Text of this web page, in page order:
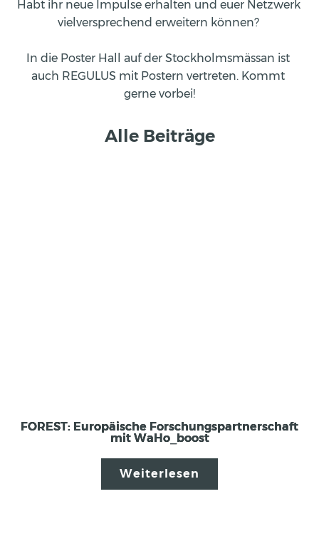
Habt ihr neue Impulse erhalten und euer Netzwerk
vielversprechend erweitern können?
In die Poster Hall auf der Stockholmsmässan ist
auch REGULUS mit Postern vertreten. Kommt
gerne vorbei!
Alle Beiträge
FOREST: Europäische Forschungspartnerschaft
mit WaHo_boost
Weiterlesen